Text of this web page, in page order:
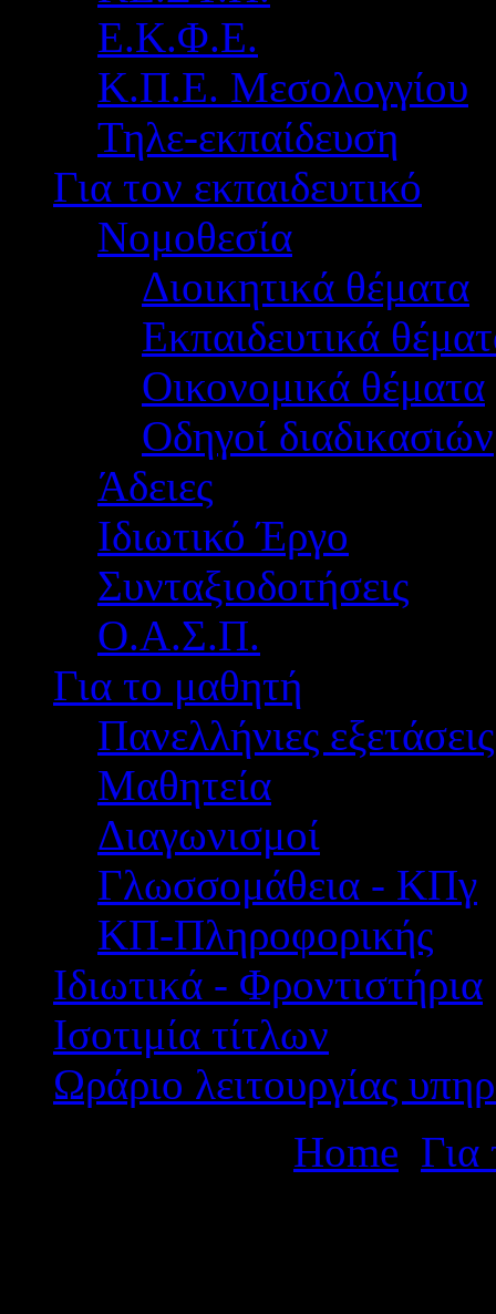
Ε.Κ.Φ.Ε.
Κ.Π.Ε. Μεσολογγίου
Τηλε-εκπαίδευση
Για τον εκπαιδευτικό
Νομοθεσία
Διοικητικά θέματα
Εκπαιδευτικά
Οικονομικά θέματα
Οδηγοί διαδικασιών
Άδειες
Ιδιωτικό Έργο
Συνταξιοδοτήσεις
Ο.Α.Σ.Π.
Για το μαθητή
Πανελλήνιες εξετάσεις
Μαθητεία
Διαγωνισμοί
Γλωσσομάθεια - ΚΠγ
ΚΠ-Πληροφορικής
Ιδιωτικά - Φροντιστήρια
Ισοτιμία τίτλων
Ωράριο λειτουργίας
Home Για